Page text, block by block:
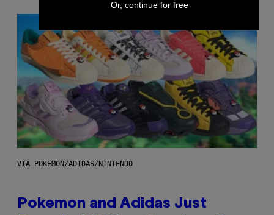
VIA POKEMON/ADIDAS/NINTENDO
Pokemon and Adidas Just
Or, continue for free